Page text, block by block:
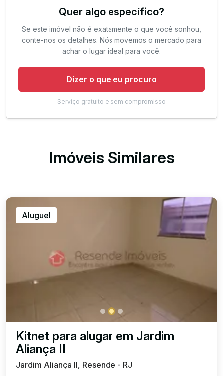
Quer algo específico?
Se este imóvel não é exatamente o que você sonhou,
conte-nos os detalhes. Nós movemos o mercado para
achar o lugar ideal para você.
Dizer o que eu procuro
Serviço gratuito e sem compromisso
Imóveis Similares
Aluguel
Kitnet para alugar em Jardim
Aliança II
Jardim Aliança II, Resende - RJ